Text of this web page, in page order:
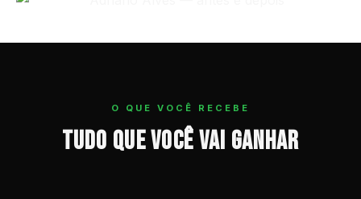
O QUE VOCÊ RECEBE
TUDO QUE VOCÊ VAI GANHAR